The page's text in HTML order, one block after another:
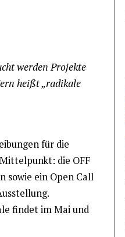
werden Projekte
heißt „radikale
für die
die OFF
sowie ein Open Call
findet im Mai und